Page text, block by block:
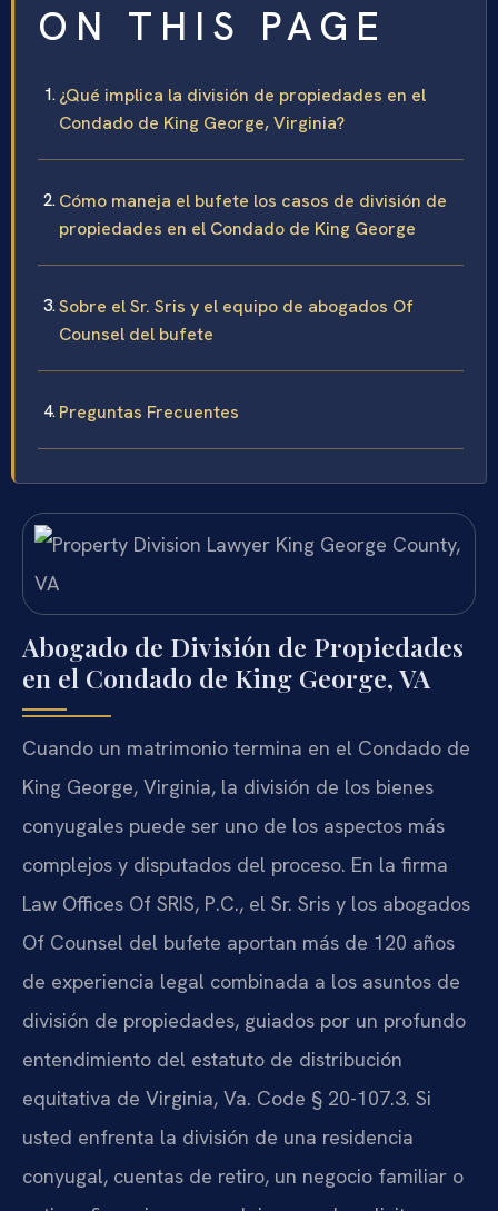
ON THIS PAGE
¿Qué implica la división de propiedades en el
Condado de King George, Virginia?
Cómo maneja el bufete los casos de división de
propiedades en el Condado de King George
Sobre el Sr. Sris y el equipo de abogados Of
Counsel del bufete
Preguntas Frecuentes
Abogado de División de Propiedades
en el Condado de King George, VA
Cuando un matrimonio termina en el Condado de
King George, Virginia, la división de los bienes
conyugales puede ser uno de los aspectos más
complejos y disputados del proceso. En la firma
Law Offices Of SRIS, P.C., el Sr. Sris y los abogados
Of Counsel del bufete aportan más de 120 años
de experiencia legal combinada a los asuntos de
división de propiedades, guiados por un profundo
entendimiento del estatuto de distribución
equitativa de Virginia, Va. Code § 20-107.3. Si
usted enfrenta la división de una residencia
conyugal, cuentas de retiro, un negocio familiar o